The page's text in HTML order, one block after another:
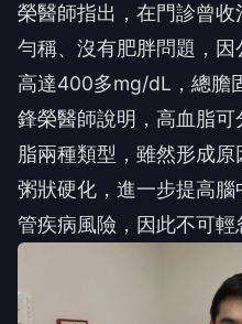
榮醫師指出，在門診曾
勻稱、沒有肥胖問題，
高達400多mg/dL，總膽
鋒榮醫師說明，高血脂
脂兩種類型，雖然形成
粥狀硬化，進一步提高
管疾病風險，因此不可輕